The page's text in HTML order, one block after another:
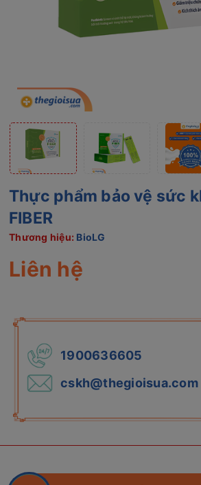
Thực phẩm bảo vệ sức
FIBER
Thương hiệu: BioLG
Liên hệ
1900636605
cskh@thegioisua.com